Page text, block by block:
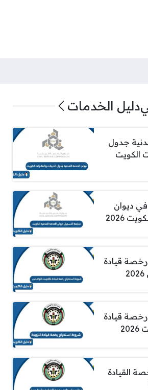
دليل الخدمات
جدول
الكويت
ديوان
2026
قيادة
قيادة
القيادة